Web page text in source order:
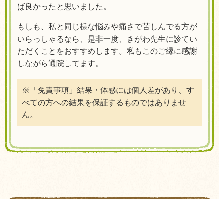
ば良かったと思いました。
もしも、私と同じ様な悩みや痛さで苦しんでる方が
いらっしゃるなら、是非一度、きがわ先生に診てい
ただくことをおすすめします。私もこのご縁に感謝
しながら通院してます。
※「免責事項」結果・体感には個人差があり、す
べての方への結果を保証するものではありませ
ん。